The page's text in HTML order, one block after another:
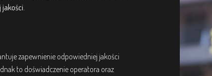
zapewnienie odpowiedniej jakości
to doświadczenie operatora oraz